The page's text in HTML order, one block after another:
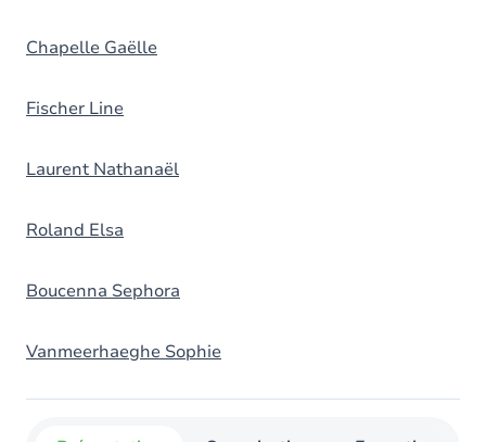
Chapelle Gaëlle
Fischer Line
Laurent Nathanaël
Roland Elsa
Boucenna Sephora
Vanmeerhaeghe Sophie